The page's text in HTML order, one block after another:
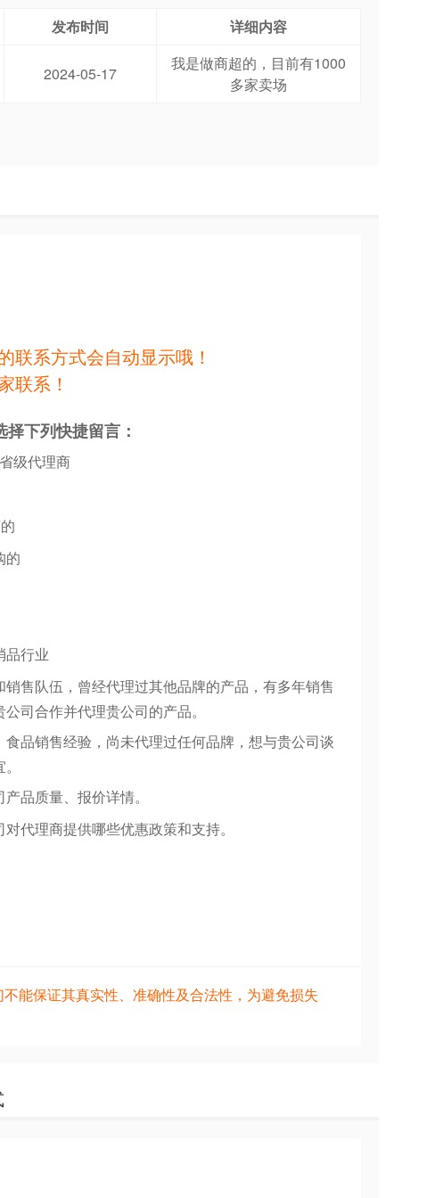
发布时间
详细内容
2024-05-17
我是做商超的，目前有1000
多家卖场
联系方式会自动显示哦！
联系！
下列快捷留言：
级代理商
的
品行业
销售队伍，曾经代理过其他品牌的产品，有多年销售
司合作并代理贵公司的产品。
食品销售经验，尚未代理过任何品牌，想与贵公司谈
品质量、报价详情。
代理商提供哪些优惠政策和支持。
能保证其真实性、准确性及合法性，为避免损失